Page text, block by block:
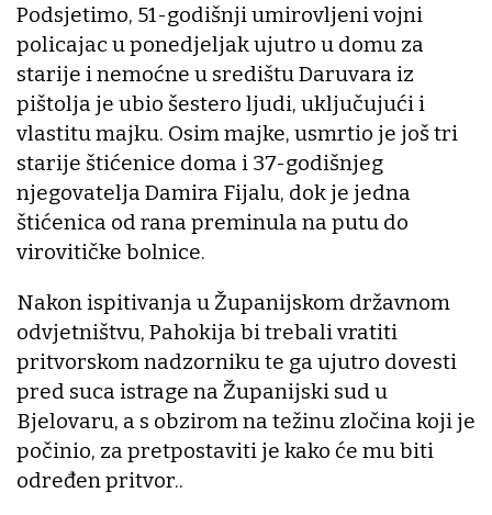
Podsjetimo, 51-godišnji umirovljeni vojni
policajac u ponedjeljak ujutro u domu za
starije i nemoćne u središtu Daruvara iz
pištolja je ubio šestero ljudi, uključujući i
vlastitu majku. Osim majke, usmrtio je još tri
starije štićenice doma i 37-godišnjeg
njegovatelja Damira Fijalu, dok je jedna
štićenica od rana preminula na putu do
virovitičke bolnice.
Nakon ispitivanja u Županijskom državnom
odvjetništvu, Pahokija bi trebali vratiti
pritvorskom nadzorniku te ga ujutro dovesti
pred suca istrage na Županijski sud u
Bjelovaru, a s obzirom na težinu zločina koji je
počinio, za pretpostaviti je kako će mu biti
određen pritvor..